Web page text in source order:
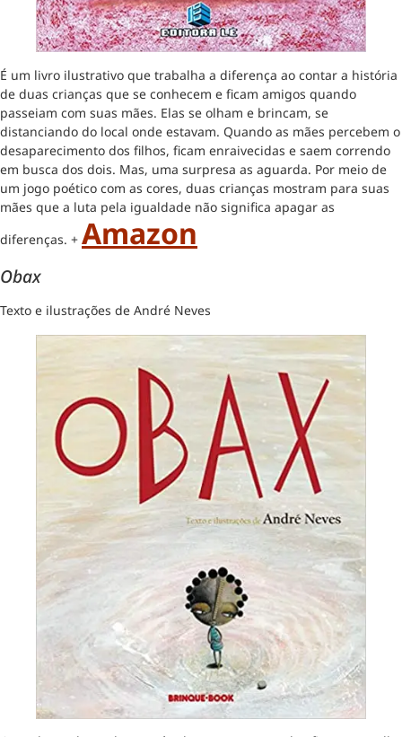
É um livro ilustrativo que trabalha a diferença ao contar a história
de duas crianças que se conhecem e ficam amigos quando
passeiam com suas mães. Elas se olham e brincam, se
distanciando do local onde estavam. Quando as mães percebem o
desaparecimento dos filhos, ficam enraivecidas e saem correndo
em busca dos dois. Mas, uma surpresa as aguarda. Por meio de
um jogo poético com as cores, duas crianças mostram para suas
mães que a luta pela igualdade não significa apagar as
diferenças. + Amazon
Obax
Texto e ilustrações de André Neves